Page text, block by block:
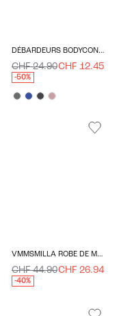
DÉBARDEURS BODYCON FIT COL EN U
CHF 24.90CHF 12.45
-50%
VMMSMILLA ROBE DE MATERNITÉ
CHF 44.90CHF 26.94
-40%